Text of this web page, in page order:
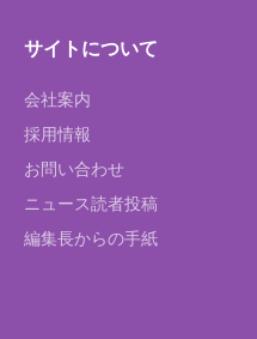
サイトについて
会社案内
採用情報
お問い合わせ
ニュース読者投稿
編集長からの手紙